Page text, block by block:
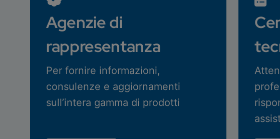
Agenzie di
rappresentanza
Per fornire informazioni,
consulenze e aggiornamenti
sull’intera gamma di prodotti